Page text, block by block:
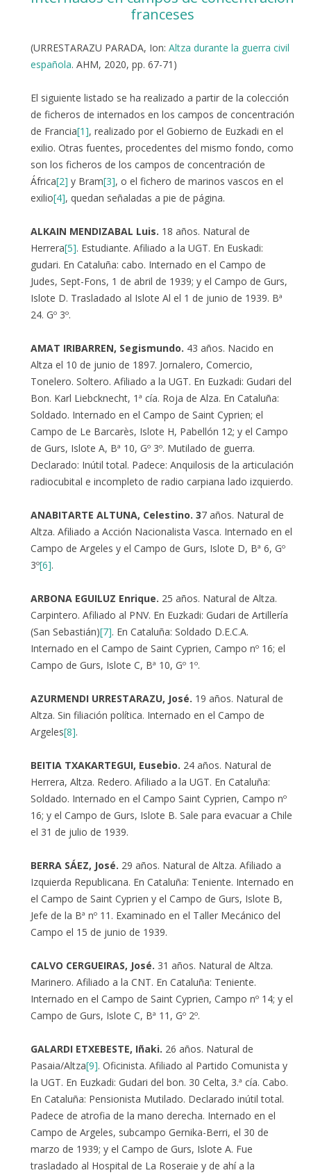
franceses
(URRESTARAZU PARADA, Ion: Altza durante la guerra civil
española. AHM, 2020, pp. 67-71)
El siguiente listado se ha realizado a partir de la colección
de ficheros de internados en los campos de concentración
de Francia[1], realizado por el Gobierno de Euzkadi en el
exilio. Otras fuentes, procedentes del mismo fondo, como
son los ficheros de los campos de concentración de
África[2] y Bram[3], o el fichero de marinos vascos en el
exilio[4], quedan señaladas a pie de página.
ALKAIN MENDIZABAL Luis. 18 años. Natural de
Herrera[5]. Estudiante. Afiliado a la UGT. En Euskadi:
gudari. En Cataluña: cabo. Internado en el Campo de
Judes, Sept-Fons, 1 de abril de 1939; y el Campo de Gurs,
Islote D. Trasladado al Islote Al el 1 de junio de 1939. Bª
24. Gº 3º.
AMAT IRIBARREN, Segismundo. 43 años. Nacido en
Altza el 10 de junio de 1897. Jornalero, Comercio,
Tonelero. Soltero. Afiliado a la UGT. En Euzkadi: Gudari del
Bon. Karl Liebcknecht, 1ª cía. Roja de Alza. En Cataluña:
Soldado. Internado en el Campo de Saint Cyprien; el
Campo de Le Barcarès, Islote H, Pabellón 12; y el Campo
de Gurs, Islote A, Bª 10, Gº 3º. Mutilado de guerra.
Declarado: Inútil total. Padece: Anquilosis de la articulación
radiocubital e incompleto de radio carpiana lado izquierdo.
ANABITARTE ALTUNA, Celestino. 37 años. Natural de
Altza. Afiliado a Acción Nacionalista Vasca. Internado en el
Campo de Argeles y el Campo de Gurs, Islote D, Bª 6, Gº
3º[6].
ARBONA EGUILUZ Enrique. 25 años. Natural de Altza.
Carpintero. Afiliado al PNV. En Euzkadi: Gudari de Artillería
(San Sebastián)[7]. En Cataluña: Soldado D.E.C.A.
Internado en el Campo de Saint Cyprien, Campo nº 16; el
Campo de Gurs, Islote C, Bª 10, Gº 1º.
AZURMENDI URRESTARAZU, José. 19 años. Natural de
Altza. Sin filiación política. Internado en el Campo de
Argeles[8].
BEITIA TXAKARTEGUI, Eusebio. 24 años. Natural de
Herrera, Altza. Redero. Afiliado a la UGT. En Cataluña:
Soldado. Internado en el Campo Saint Cyprien, Campo nº
16; y el Campo de Gurs, Islote B. Sale para evacuar a Chile
el 31 de julio de 1939.
BERRA SÁEZ, José. 29 años. Natural de Altza. Afiliado a
Izquierda Republicana. En Cataluña: Teniente. Internado en
el Campo de Saint Cyprien y el Campo de Gurs, Islote B,
Jefe de la Bª nº 11. Examinado en el Taller Mecánico del
Campo el 15 de junio de 1939.
CALVO CERGUEIRAS, José. 31 años. Natural de Altza.
Marinero. Afiliado a la CNT. En Cataluña: Teniente.
Internado en el Campo de Saint Cyprien, Campo nº 14; y el
Campo de Gurs, Islote C, Bª 11, Gº 2º.
GALARDI ETXEBESTE, Iñaki. 26 años. Natural de
Pasaia/Altza[9]. Oficinista. Afiliado al Partido Comunista y
la UGT. En Euzkadi: Gudari del bon. 30 Celta, 3.ª cía. Cabo.
En Cataluña: Pensionista Mutilado. Declarado inútil total.
Padece de atrofia de la mano derecha. Internado en el
Campo de Argeles, subcampo Gernika-Berri, el 30 de
marzo de 1939; y el Campo de Gurs, Islote A. Fue
trasladado al Hospital de La Roseraie y de ahí a la